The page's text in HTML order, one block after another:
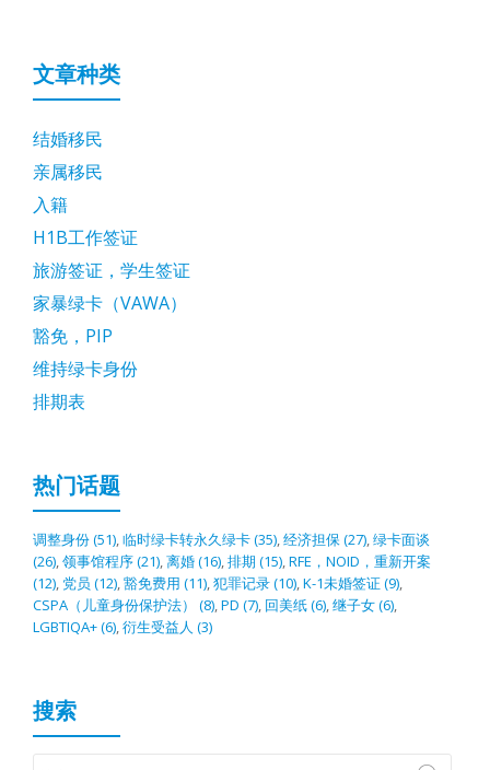
文章种类
结婚移民
亲属移民
入籍
H1B工作签证
旅游签证，学生签证
家暴绿卡（VAWA）
豁免，PIP
维持绿卡身份
排期表
热门话题
调整身份(51),临时绿卡转永久绿卡(35),经济担保(27),绿卡面谈
(26),领事馆程序(21),离婚(16),排期 (15),RFE，NOID，重新开案
(12), 党员 (12),豁免费用 (11),犯罪记录(10),K-1未婚签证(9),
CSPA（儿童身份保护法）
(8),PD (7), 回美纸(6),继子女(6),
LGBTIQA+(6),衍生受益人 (3)
搜索